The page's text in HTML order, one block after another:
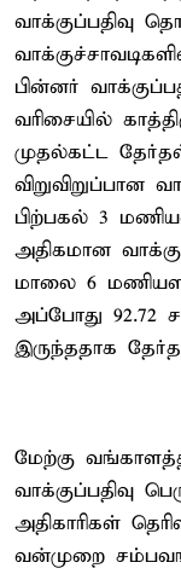
வாக்குப்பதிவு
பின்னர்
வரிசையில்
முதல்கட்ட
விறுவிறுப்பான
பிற்பகல் 3
அதிகமான
மாலை 6
அப்போது 92.72
இருந்ததாக
மேற்கு
வாக்குப்பதிவு
அதிகாரிகள்
வன்முறை